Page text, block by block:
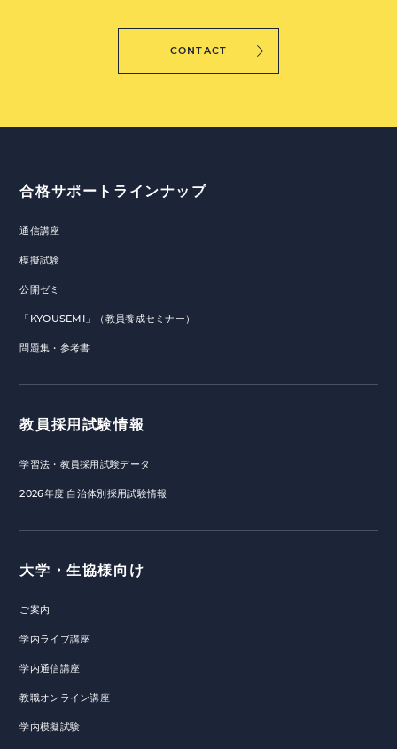
CONTACT
合格サポートラインナップ
通信講座
模擬試験
公開ゼミ
「KYOUSEMI」（教員養成セミナー）
問題集・参考書
教員採用試験情報
学習法・教員採用試験データ
2026年度 自治体別採用試験情報
大学・生協様向け
ご案内
学内ライブ講座
学内通信講座
教職オンライン講座
学内模擬試験